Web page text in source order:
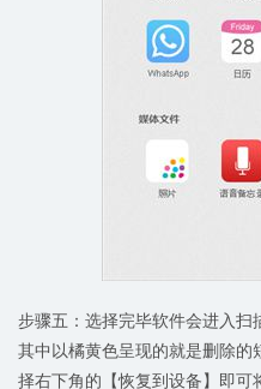
步骤五：选择完毕软件会进入
其中以橘黄色呈现的就是删除
择右下角的【恢复到设备】即